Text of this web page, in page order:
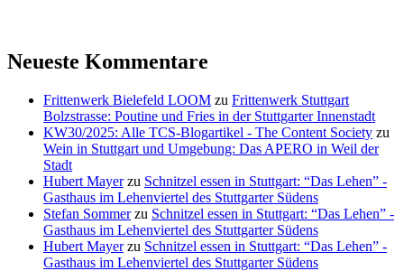
Neueste Kommentare
Frittenwerk Bielefeld LOOM zu Frittenwerk Stuttgart
Bolzstrasse: Poutine und Fries in der Stuttgarter Innenstadt
KW30/2025: Alle TCS-Blogartikel - The Content Society zu
Wein in Stuttgart und Umgebung: Das APERO in Weil der
Stadt
Hubert Mayerzu Schnitzel essen in Stuttgart: “Das Lehen” -
Gasthaus im Lehenviertel des Stuttgarter Südens
Stefan Sommerzu Schnitzel essen in Stuttgart: “Das Lehen” -
Gasthaus im Lehenviertel des Stuttgarter Südens
Hubert Mayerzu Schnitzel essen in Stuttgart: “Das Lehen” -
Gasthaus im Lehenviertel des Stuttgarter Südens